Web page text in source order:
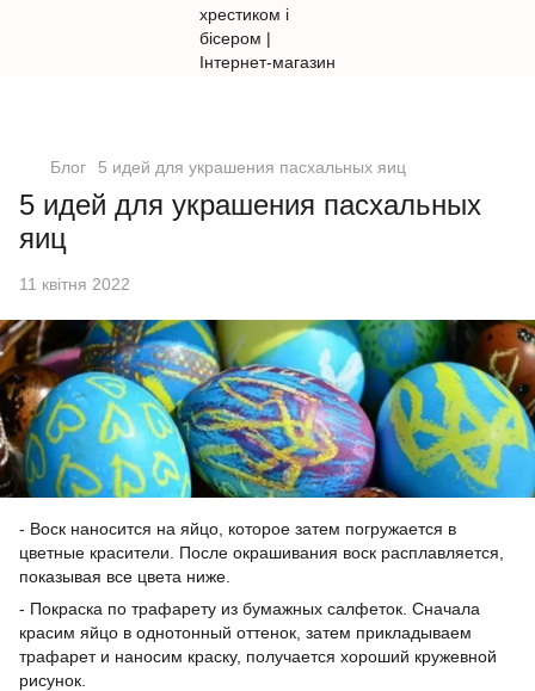
Блог 5 идей для украшения пасхальных яиц
5 идей для украшения пасхальных
яиц
11 квітня 2022
- Воск наносится на яйцо, которое затем погружается в
цветные красители. После окрашивания воск расплавляется,
показывая все цвета ниже.
- Покраска по трафарету из бумажных салфеток. Сначала
красим яйцо в однотонный оттенок, затем прикладываем
трафарет и наносим краску, получается хороший кружевной
рисунок.